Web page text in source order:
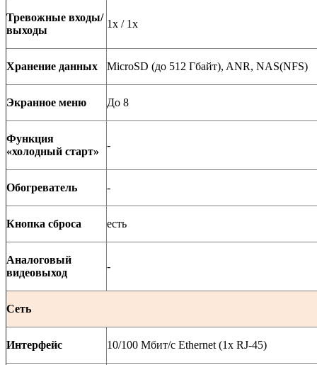
Тревожные входы/
выходы
1х / 1х
Хранение данных MicroSD (до 512 Гбайт), ANR, NAS(NFS)
Экранное меню До 8
Функция
«холодный старт»
-
Обогреватель -
Кнопка сброса есть
Аналоговый
видеовыход
-
Сеть
Интерфейс 10/100 Мбит/с Ethernet (1x RJ-45)